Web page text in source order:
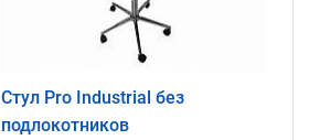
Стул Pro Industrial без
подлокотников